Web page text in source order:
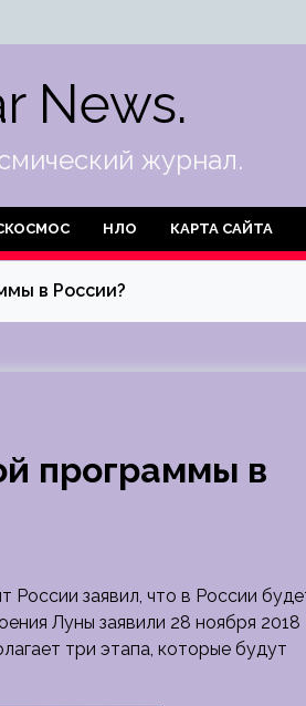
News.
журнал.
НЛО КАРТА САЙТА
в России?
программы в
заявил, что в России
Луны заявили 28 ноября 2018
три этапа, которые будут